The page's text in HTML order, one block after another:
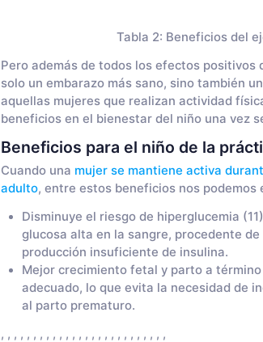
Tabla 2: Beneficios del
Pero además de todos los efectos positivos
solo un embarazo más sano, sino también
aquellas mujeres que realizan actividad
beneficios en el bienestar del niño una vez
Beneficios para el niño de la
Cuando una mujer se mantiene activa
adulto, entre estos beneficios nos podemos
Disminuye el riesgo de hiperglucemia
glucosa alta en la sangre, procedente
producción insuficiente de insulina.
Mejor crecimiento fetal y parto a
adecuado, lo que evita la necesidad de
al parto prematuro.
, , , , , , , , , , , , , , , , , , , , , , , , , ,